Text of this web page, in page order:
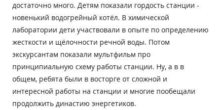
достаточно много. Детям показали гордость станции -
новенький водогрейный котёл. В химической
лаборатории дети участвовали в опыте по определению
жесткости и щёлочности речной воды. Потом
экскурсантам показали мультфильм про
принципиальную схему работы станции. Ну, а в в
общем, ребята были в восторге от сложной и
интересной работы на станции и многие пообещали
продолжить династию энергетиков.